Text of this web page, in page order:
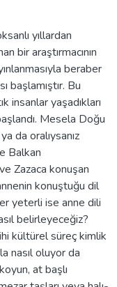
yıllardan
bir araştırmacının
beraber
başlamıştır. Bu
insanlar yaşadıkları
Mesela Doğu
da oralıysanız
Balkan
Zazaca konuşan
konuştuğu dil
yeterli ise anne dili
belirleyeceğiz?
kültürel süreç kimlik
nasıl oluyor da
at başlı